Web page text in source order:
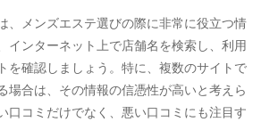
、メンズエステ選びの際に非常に役立つ情
インターネット上で店舗名を検索し、利用
を確認しましょう。特に、複数のサイトで
場合は、その情報の信憑性が高いと考えら
口コミだけでなく、悪い口コミにも注目す